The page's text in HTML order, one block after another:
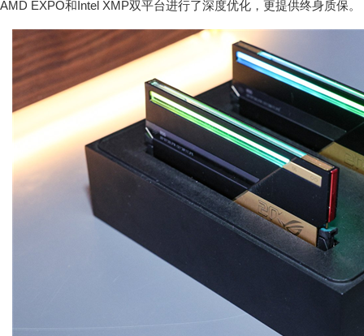
AMD EXPO和Intel XMP双平台进行了深度优化，更提供终身质保。